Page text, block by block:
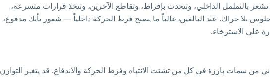
بالتململ الداخلي، وتتحدث بإفراط، وتقاطع الآخرين، وتتخذ قرارات متسرعة،
بلا حراك. عند البالغين، غالباً ما يصبح فرط الحركة داخلياً — شعور بأنك مدفوع،
على الاسترخاء.
من سمات بارزة في كل من تشتت الانتباه وفرط الحركة والاندفاع. قد يتغير التوازن